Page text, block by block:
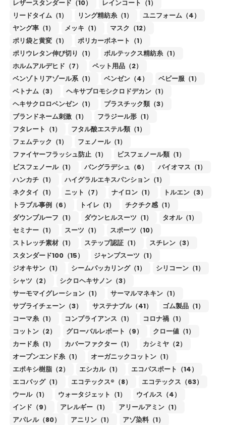
レザースタンダード（10）
レインコート（1）
リードタイム（1）
リング精紡糸（1）
ユニフォーム（4）
ヤング率（1）
メッキ（1）
マスク（12）
ポリ袋と黄変（1）
ポリカーボネート（1）
ポリウレタン伸び切り（1）
ボルテックス精紡糸（1）
ホルムアルデヒド（7）
ペット用品（2）
ベンゾトリアゾール系（1）
ベンゼン（4）
ベビー服（1）
ベトナム（3）
ヘキサブロモシクロドデカン（1）
ヘキサクロロベンゼン（1）
プラスチック類（3）
ブランドネーム刺激（1）
フラジール形（1）
フタレート（1）
フタル酸エステル類（1）
フェムテック（1）
フェノール（1）
ファイヤーフラッシュ防止（1）
ビスフェノール類（1）
ビスフェノール（1）
バングラデシュ（6）
バイオマス（1）
ハンカチ（1）
ハイグラルエキスパンション（1）
ネクタイ（1）
ニット（7） ナイロン（1）
トルエン（3）
トラブル事例（6）
トイレ（1）
チクチク感（1）
ダウンプルーフ（1）
ダウンヒルスーツ（1）
タオル（1）
セミナー（1）
スーツ（1）
スポーツ（10）
ストレッチ素材（1）
ステップ認証（1）
スチレン（3）
スタンダード100（15）
ジャンプスーツ（1）
ジオキサン（1）
シームパッカリング（1）
シリコーン（1）
シャツ（2）
シクロヘキサノン（3）
サーモマイグレーション（1）
サーマルマネキン（1）
サプライチェーン（3）
サステナブル（41）
ゴム製品（1）
コーマ糸（1）
コンプライアンス（1）
コロナ禍（1）
コットン（2）
グローバルレポート（9）
クロー値（1）
カード糸（1）
カバーファクター（1）
カシミヤ（2）
オープンエンド糸（1）
オーガニックコットン（1）
エポキシ樹脂（2）
エシカル（1）
エコパスポート（14）
エコバッグ（1）
エコテックス®（8）
エコテックス（63）
ウール（1）
ウォータジェット（1）
ウイルス（4）
インド（9）
アレルギー（1）
アリールアミン（1）
アパレル（80）
アニリン（1）
アゾ染料（1）